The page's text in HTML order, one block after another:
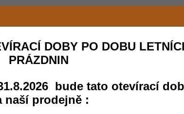
DOBY PO DOBU
PRÁZDNIN
bude tato otevírací
naší prodejně :